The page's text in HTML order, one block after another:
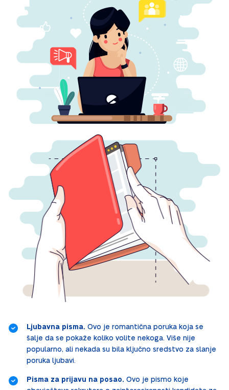
Ljubavna pisma. Ovo je romantična poruka koja se
šalje da se pokaže koliko volite nekoga. Više nije
popularno, ali nekada su bila ključno sredstvo za slanje
poruka ljubavi.
Pisma za prijavu na posao. Ovo je pismo koje